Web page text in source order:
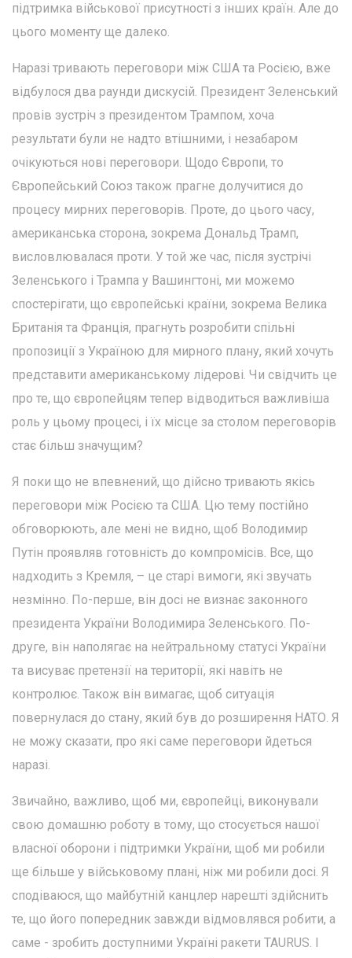
підтримка військової присутності з інших країн. Але до
цього моменту ще далеко.
Наразі тривають переговори між США та Росією, вже
відбулося два раунди дискусій. Президент Зеленський
провів зустріч з президентом Трампом, хоча
результати були не надто втішними, і незабаром
очікуються нові переговори. Щодо Європи, то
Європейський Союз також прагне долучитися до
процесу мирних переговорів. Проте, до цього часу,
американська сторона, зокрема Дональд Трамп,
висловлювалася проти. У той же час, після зустрічі
Зеленського і Трампа у Вашингтоні, ми можемо
спостерігати, що європейські країни, зокрема Велика
Британія та Франція, прагнуть розробити спільні
пропозиції з Україною для мирного плану, який хочуть
представити американському лідерові. Чи свідчить це
про те, що європейцям тепер відводиться важливіша
роль у цьому процесі, і їх місце за столом переговорів
стає більш значущим?
Я поки що не впевнений, що дійсно тривають якісь
переговори між Росією та США. Цю тему постійно
обговорюють, але мені не видно, щоб Володимир
Путін проявляв готовність до компромісів. Все, що
надходить з Кремля, – це старі вимоги, які звучать
незмінно. По-перше, він досі не визнає законного
президента України Володимира Зеленського. По-
друге, він наполягає на нейтральному статусі України
та висуває претензії на території, які навіть не
контролює. Також він вимагає, щоб ситуація
повернулася до стану, який був до розширення НАТО. Я
не можу сказати, про які саме переговори йдеться
наразі.
Звичайно, важливо, щоб ми, європейці, виконували
свою домашню роботу в тому, що стосується нашої
власної оборони і підтримки України, щоб ми робили
ще більше у військовому плані, ніж ми робили досі. Я
сподіваюся, що майбутній канцлер нарешті здійснить
те, що його попередник завжди відмовлявся робити, а
саме - зробить доступними Україні ракети TAURUS. І